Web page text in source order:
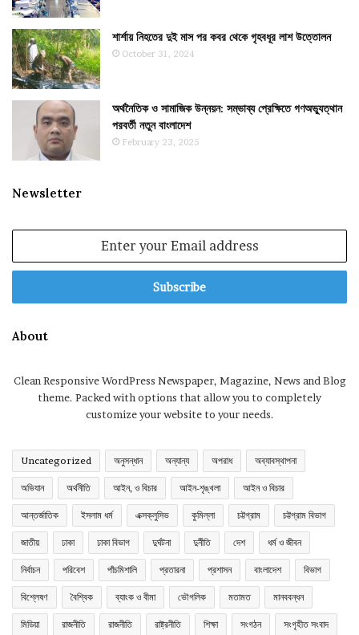
শার্শায় নিহতের দুই মাস পর কবর থেকে গৃহবধূর লাশ উত্তোলন
October 31, 2024
অর্থনৈতিক ও সামাজিক উন্নয়ন: সম্ভাব্য প্রেক্ষিতে গণঅভ্যুত্থান
পরবর্তী নতুন বাংলাদেশ
February 23, 2025
Newsletter
Email
About
Clean Responsive WordPress Newspaper, Magazine, News and Blog
theme. Packed with options that allow you to completely
customize your website to your needs.
Uncategorized অনুসন্ধান অন্যান্য অপরাধ অব্যাবস্থাপনা
অভিযান অর্থনীতি আইন, ও বিচার আইন-শৃঙ্খলা আইন ও বিচার
আন্তর্জাতিক ইসলাম ধর্ম এক্সক্লুসিভ কুমিল্লা চট্টগ্রাম চট্টগ্রাম বিভাগ
জাতীয় ঢাকা ঢাকা বিভাগ দুর্ঘটনা দুর্নীতি দেশ ধর্ম ও জীবন
নির্বাচন পরিবেশ পাঁচমিশালি প্রতারনা প্রশাসন বাংলাদেশ বিভাগ
বিশ্লেষণ বৈশ্বিক ব্যাংক ও বীমা ভৌগলিক মতামত মানববন্ধন
মিডিয়া রাজনীতি রাজনীতি রাষ্ট্রনীতি শিক্ষা সংগঠন সংগৃহীত সংবাদ